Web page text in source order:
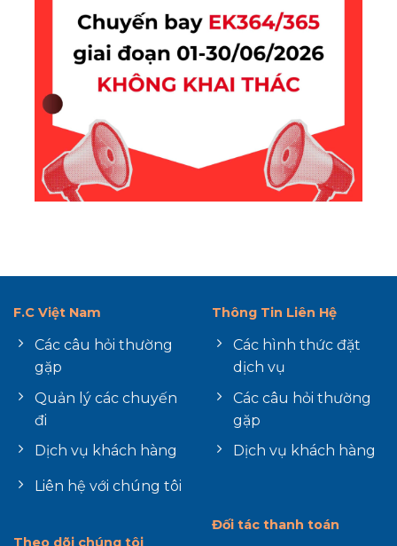
F.C Việt Nam
Các câu hỏi thường
gặp
Quản lý các chuyến
đi
Dịch vụ khách hàng
Liên hệ với chúng tôi
Thông Tin Liên Hệ
Các hình thức đặt
dịch vụ
Các câu hỏi thường
gặp
Dịch vụ khách hàng
Đối tác thanh toán